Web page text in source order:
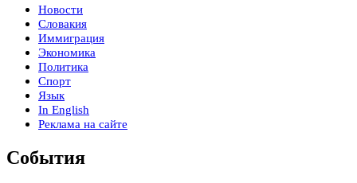
Новости
Словакия
Иммиграция
Экономика
Политика
Спорт
Язык
In English
Реклама на сайте
События